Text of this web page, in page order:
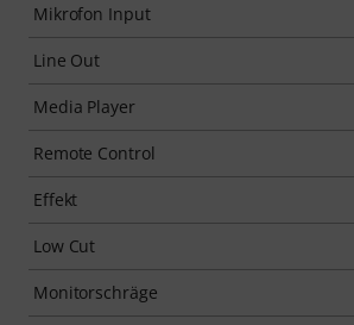
Mikrofon Input
Line Out
Media Player
Remote Control
Effekt
Low Cut
Monitorschräge